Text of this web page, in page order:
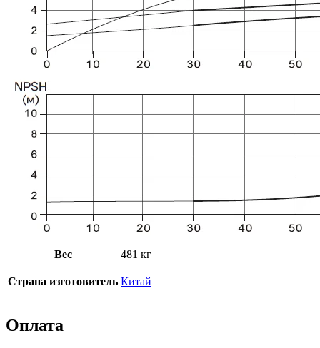
Вес 481 кг
Страна изготовитель Китай
Оплата